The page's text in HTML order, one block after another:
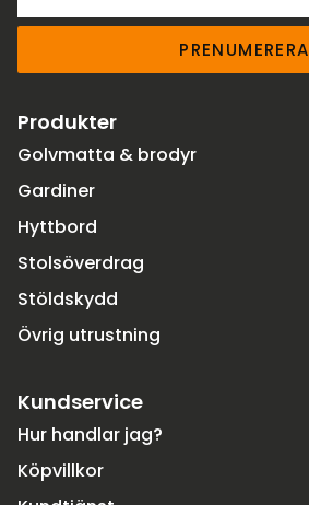
PRENUMERERA
Produkter
Golvmatta & brodyr
Gardiner
Hyttbord
Stolsöverdrag
Stöldskydd
Övrig utrustning
Kundservice
Hur handlar jag?
Köpvillkor